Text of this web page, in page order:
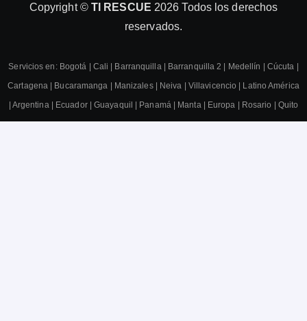
Copyright © TI RESCUE 2026 Todos los derechos
reservados.
Servicios en: Bogotá | Cali | Barranquilla | Barranquilla 2 | Medellín | Cúcuta |
Cartagena | Bucaramanga | Manizales| Neiva | Villavicencio | Latino América
| Argentina | Ecuador|Guayaquil | Panamá | Manta | Europa | Rosario | Quito